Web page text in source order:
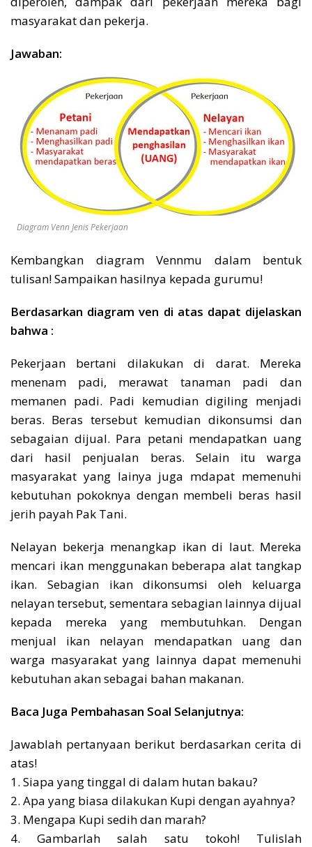
masyarakat dan pekerja.
Jawaban:
Diagram Venn Jenis Pekerjaan
Kembangkan diagram Vennmu dalam bentuk
tulisan! Sampaikan hasilnya kepada gurumu!
Berdasarkan diagram ven di atas dapat dijelaskan
bahwa :
Pekerjaan bertani dilakukan di darat. Mereka
menenam padi, merawat tanaman padi dan
memanen padi. Padi kemudian digiling menjadi
beras. Beras tersebut kemudian dikonsumsi dan
sebagaian dijual. Para petani mendapatkan uang
dari hasil penjualan beras. Selain itu warga
masyarakat yang lainya juga mdapat memenuhi
kebutuhan pokoknya dengan membeli beras hasil
jerih payah Pak Tani.
Nelayan bekerja menangkap ikan di laut. Mereka
mencari ikan menggunakan beberapa alat tangkap
ikan. Sebagian ikan dikonsumsi oleh keluarga
nelayan tersebut, sementara sebagian lainnya dijual
kepada mereka yang membutuhkan. Dengan
menjual ikan nelayan mendapatkan uang dan
warga masyarakat yang lainnya dapat memenuhi
kebutuhan akan sebagai bahan makanan.
Baca Juga Pembahasan Soal Selanjutnya:
Jawablah pertanyaan berikut berdasarkan cerita di
atas!
1. Siapa yang tinggal di dalam hutan bakau?
2. Apa yang biasa dilakukan Kupi dengan ayahnya?
3. Mengapa Kupi sedih dan marah?
4. Gambarlah salah satu tokoh! Tulislah